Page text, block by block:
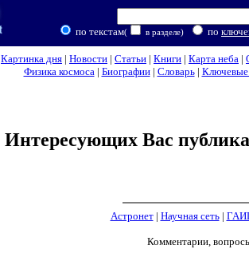
по текстам( в разделе) по
Картинка дня | Новости | Статьи | Книги | Карта неба |
Физика космоса| Биографии| Словарь| Ключевые
Интересующих Вас
Астронет| Научная сеть|
Комментарии,